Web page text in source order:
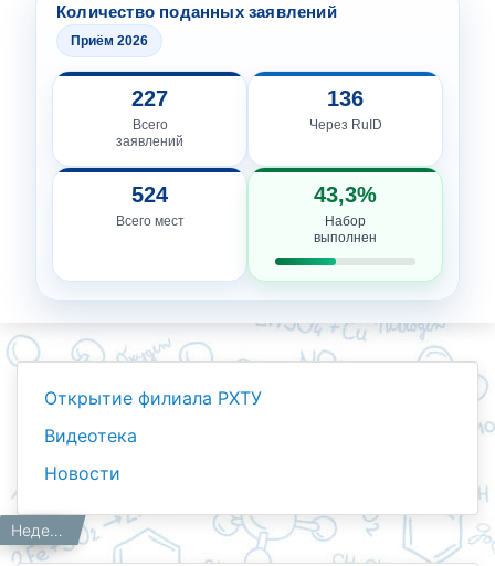
Количество поданных заявлений
Приём 2026
227
Всего
заявлений
136
Через RuID
524
Всего мест
43,3%
Набор
выполнен
Открытие филиала РХТУ
Видеотека
Новости
Главная
Работникам
НовостиНеделя моды «Yoshlik fasli».